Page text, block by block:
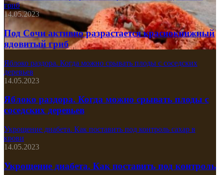
гриб
14.05.2023
Под Сочи активно разрастается краснокнижный
ядовитый гриб
Яблоко раздора. Когда можно срывать плоды с соседских
деревьев
14.05.2023
Яблоко раздора. Когда можно срывать плоды с
соседских деревьев
Укрощение диабета. Как поставить под контроль сахар в
крови
14.05.2023
Укрощение диабета. Как поставить под контроль